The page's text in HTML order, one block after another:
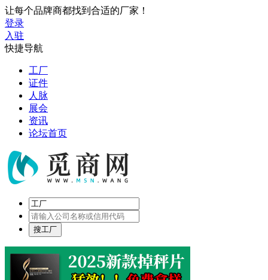
让每个品牌商都找到合适的厂家！
登录
入驻
快捷导航
工厂
证件
人脉
展会
资讯
论坛首页